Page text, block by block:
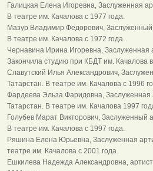
Галицкая Елена Игоревна, Заслуженная
В театре им. Качалова с 1977 года.
Мазур Владимир Федорович, Заслуженный
В театре им. Качалова с 1972 года.
Чернавина Ирина Игоревна, Заслуженная
Закончила студию при КБДТ им. Качалова в
Славутский Илья Александрович,
Татарстан. В театре им. Качалова с 1996
Фардеева Эльза Фаридовна, Заслуженная
Татарстан. В театре им. Качалова 1997
Голубев Марат Викторович, Заслуженный
В театре им. Качалова с 1997 года.
Ряшина Елена Юрьевна, Заслуженная
театре им. Качалова с 2001 года.
Ешкилева Надежда Александровна,